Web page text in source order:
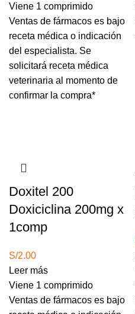
Viene 1 comprimido
Ventas de fármacos es bajo
receta médica o indicación
del especialista. Se
solicitará receta médica
veterinaria al momento de
confirmar la compra*
Doxitel 200
Doxiciclina 200mg x
1comp
S/2.00
Leer más
Viene 1 comprimido
Ventas de fármacos es bajo